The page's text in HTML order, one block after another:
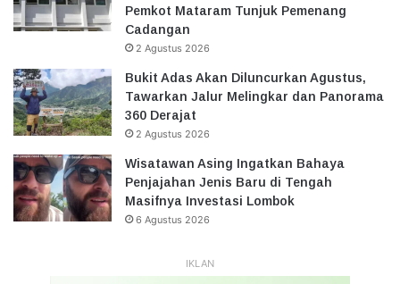
Pemkot Mataram Tunjuk Pemenang
Cadangan
2 Agustus 2026
Bukit Adas Akan Diluncurkan Agustus,
Tawarkan Jalur Melingkar dan Panorama
360 Derajat
2 Agustus 2026
Wisatawan Asing Ingatkan Bahaya
Penjajahan Jenis Baru di Tengah
Masifnya Investasi Lombok
6 Agustus 2026
IKLAN